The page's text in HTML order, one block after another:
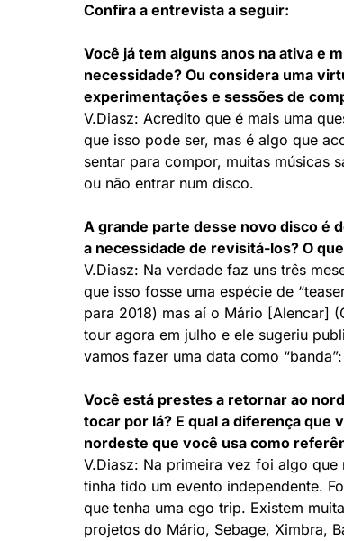
Confira a entrevista a seguir:
Você já tem alguns anos na ativa e
necessidade? Ou considera uma
experimentações e sessões de
V.Diasz: Acredito que é mais uma
que isso pode ser, mas é algo que
sentar para compor, muitas músicas
ou não entrar num disco.
A grande parte desse novo disco é
a necessidade de revisitá-los? O
V.Diasz: Na verdade faz uns três
que isso fosse uma espécie de
para 2018) mas aí o Mário [Alencar]
tour agora em julho e ele sugeriu
vamos fazer uma data como
Você está prestes a retornar ao
tocar por lá? E qual a diferença que
nordeste que você usa como
V.Diasz: Na primeira vez foi algo
tinha tido um evento independente.
que tenha uma ego trip. Existem
projetos do Mário, Sebage, Ximbra,